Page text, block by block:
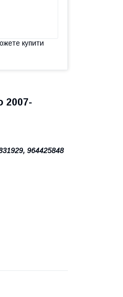
купити
2007-
964425848